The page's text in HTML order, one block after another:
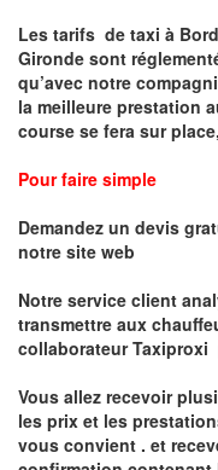
Les tarifs de taxi à
Gironde sont
qu’avec notre
la meilleure prestation
course se fera sur
Pour faire simple
Demandez un devis
notre site web
Notre service client
transmettre aux
collaborateur Taxiproxi
Vous allez recevoir
les prix et les
vous convient . et